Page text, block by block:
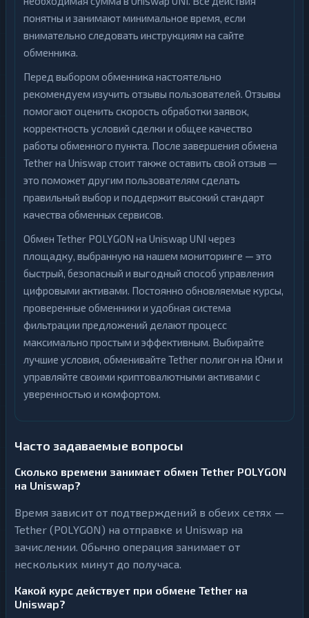
понятны и занимают минимальное время, если
внимательно следовать инструкциям на сайте
обменника.
Перед выбором обменника настоятельно
рекомендуем изучить отзывы пользователей. Отзывы
помогают оценить скорость обработки заявок,
корректность условий сделки и общее качество
работы обменного пункта. После завершения обмена
Tether на Uniswap стоит также оставить свой отзыв —
это поможет другим пользователям сделать
правильный выбор и поддержит высокий стандарт
качества обменных сервисов.
Обмен Tether POLYGON на Uniswap UNI через
площадку, выбранную на нашем мониторинге — это
быстрый, безопасный и выгодный способ управления
цифровыми активами. Постоянно обновляемые курсы,
проверенные обменники и удобная система
фильтрации предложений делают процесс
максимально простым и эффективным. Выбирайте
лучшие условия, обменивайте Tether полигон на Юни и
управляйте своими криптовалютными активами с
уверенностью и комфортом.
Часто задаваемые вопросы
Сколько времени занимает обмен Tether POLYGON
на Uniswap?
Время зависит от подтверждений в обеих сетях —
Tether (POLYGON) на отправке и Uniswap на
зачислении. Обычно операция занимает от
нескольких минут до получаса.
Какой курс действует при обмене Tether на
Uniswap?